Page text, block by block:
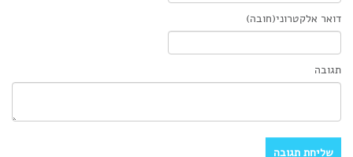
דואר אלקטרוני(חובה)
תגובה